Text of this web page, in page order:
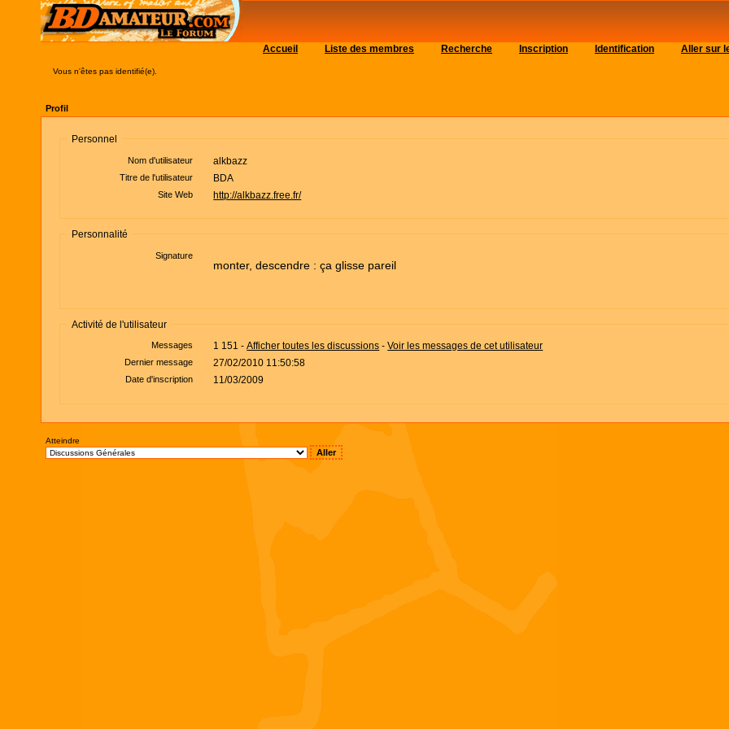
Accueil Liste des membres Recherche Inscription Identification Aller sur
Vous n'êtes pas identifié(e).
Profil
Personnel
Nom d'utilisateur alkbazz
Titre de l'utilisateur BDA
Site Web http://alkbazz.free.fr/
Personnalité
Signature
monter, descendre : ça glisse pareil
Activité de l'utilisateur
Messages 1 151 -Afficher toutes les discussions -Voir les messages de cet utilisateur
Dernier message 27/02/2010 11:50:58
Date d'inscription 11/03/2009
Atteindre